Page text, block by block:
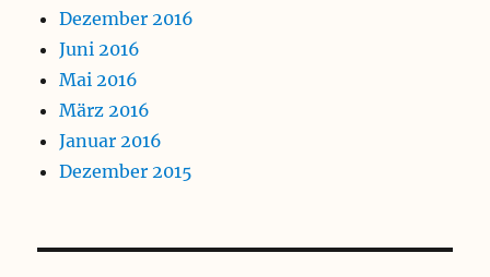
Dezember 2016
Juni 2016
Mai 2016
März 2016
Januar 2016
Dezember 2015